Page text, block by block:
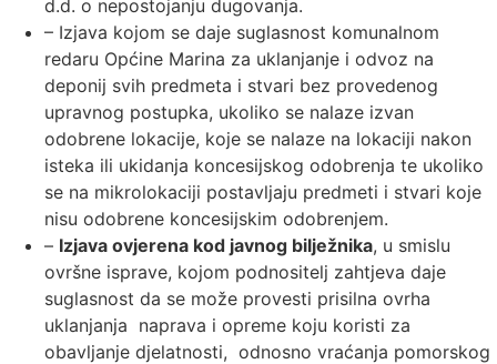
d.d. o nepostojanju dugovanja.
– Izjava kojom se daje suglasnost komunalnom
redaru Općine Marina za uklanjanje i odvoz na
deponij svih predmeta i stvari bez provedenog
upravnog postupka, ukoliko se nalaze izvan
odobrene lokacije, koje se nalaze na lokaciji nakon
isteka ili ukidanja koncesijskog odobrenja te ukoliko
se na mikrolokaciji postavljaju predmeti i stvari koje
nisu odobrene koncesijskim odobrenjem.
– Izjava ovjerena kod javnog bilježnika, u smislu
ovršne isprave, kojom podnositelj zahtjeva daje
suglasnost da se može provesti prisilna ovrha
uklanjanja naprava i opreme koju koristi za
obavljanje djelatnosti, odnosno vraćanja pomorskog